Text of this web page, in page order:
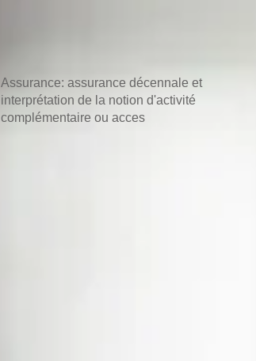
Assurance: assurance décennale et
interprétation de la notion d'activité
complémentaire ou acces